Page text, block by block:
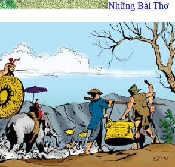
Những Bài Thơ